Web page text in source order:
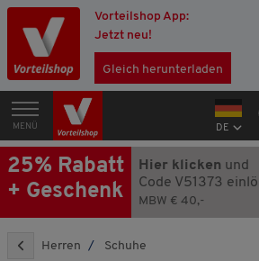
Vorteilshop App:
Jetzt neu!
Gleich herunterladen
MENÜ DE
25% Rabatt
+ Geschenk
Hier klicken und
Code V51373
MBW € 40,-
Herren Schuhe